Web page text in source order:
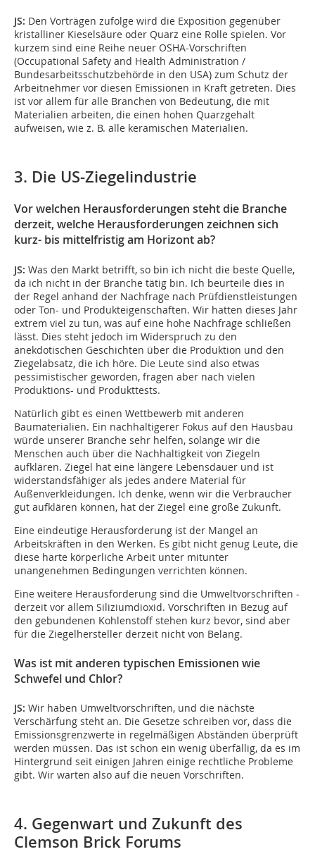
JS: Den Vorträgen zufolge wird die Exposition gegenüber
kristalliner Kieselsäure oder Quarz eine Rolle spielen. Vor
kurzem sind eine Reihe neuer OSHA-Vorschriften
(Occupational Safety and Health Administration /
Bundesarbeitsschutzbehörde in den USA) zum Schutz der
Arbeitnehmer vor diesen Emissionen in Kraft getreten. Dies
ist vor allem für alle Branchen von Bedeutung, die mit
Materialien arbeiten, die einen hohen Quarzgehalt
aufweisen, wie z. B. alle keramischen Materialien.
3. Die US-Ziegelindustrie
Vor welchen Herausforderungen steht die Branche
derzeit, welche Herausforderungen zeichnen sich
kurz- bis mittelfristig am Horizont ab?
JS: Was den Markt betrifft, so bin ich nicht die beste Quelle,
da ich nicht in der Branche tätig bin. Ich beurteile dies in
der Regel anhand der Nachfrage nach Prüfdienstleistungen
oder Ton- und Produkteigenschaften. Wir hatten dieses Jahr
extrem viel zu tun, was auf eine hohe Nachfrage schließen
lässt. Dies steht jedoch im Widerspruch zu den
anekdotischen Geschichten über die Produktion und den
Ziegelabsatz, die ich höre. Die Leute sind also etwas
pessimistischer geworden, fragen aber nach vielen
Produktions- und Produkttests.
Natürlich gibt es einen Wettbewerb mit anderen
Baumaterialien. Ein nachhaltigerer Fokus auf den Hausbau
würde unserer Branche sehr helfen, solange wir die
Menschen auch über die Nachhaltigkeit von Ziegeln
aufklären. Ziegel hat eine längere Lebensdauer und ist
widerstandsfähiger als jedes andere Material für
Außenverkleidungen. Ich denke, wenn wir die Verbraucher
gut aufklären können, hat der Ziegel eine große Zukunft.
Eine eindeutige Herausforderung ist der Mangel an
Arbeitskräften in den Werken. Es gibt nicht genug Leute, die
diese harte körperliche Arbeit unter mitunter
unangenehmen Bedingungen verrichten können.
Eine weitere Herausforderung sind die Umweltvorschriften -
derzeit vor allem Siliziumdioxid. Vorschriften in Bezug auf
den gebundenen Kohlenstoff stehen kurz bevor, sind aber
für die Ziegelhersteller derzeit nicht von Belang.
Was ist mit anderen typischen Emissionen wie
Schwefel und Chlor?
JS: Wir haben Umweltvorschriften, und die nächste
Verschärfung steht an. Die Gesetze schreiben vor, dass die
Emissionsgrenzwerte in regelmäßigen Abständen überprüft
werden müssen. Das ist schon ein wenig überfällig, da es im
Hintergrund seit einigen Jahren einige rechtliche Probleme
gibt. Wir warten also auf die neuen Vorschriften.
4. Gegenwart und Zukunft des
Clemson Brick Forums